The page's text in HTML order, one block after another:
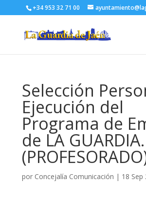
+34 953 32 71 00
Selección
Ejecución del
Programa de
de LA GUARDIA.
por Concejalía Comunicación | 18 Sep